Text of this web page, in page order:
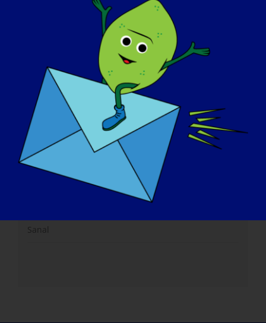
https://healthpolicy.duke.edu/events/advancing-
development-therapeutics-through-rare-disease-
patient-community-engagement
Sanal
Organizatör
Duke-Robert J. Margolis, MD Sağlık Politikaları
Merkezi (Duke-Margolis), FDA ile işbirliği içinde